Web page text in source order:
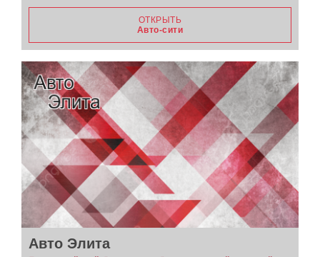
ОТКРЫТЬ
Авто-сити
Авто Элита